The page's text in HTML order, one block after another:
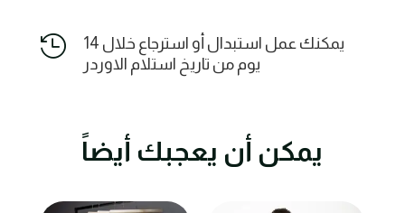

يمكنك عمل استبدال أو استرجاع خلال 14
يوم من تاريخ استلام الاوردر
يمكن أن يعجبك أيضاً